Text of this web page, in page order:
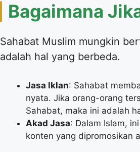
​Bagaimana
​Sahabat Muslim mungkin
adalah hal yang berbeda.
Jasa Iklan: Sahabat
nyata. Jika orang-orang
Sahabat, maka ini adalah
Akad Jasa: Dalam Islam,
konten yang dipromosikan